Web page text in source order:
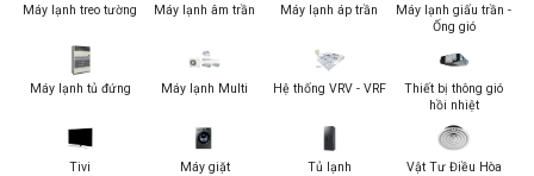
Máy lạnh treo tường Máy lạnh âm trần Máy lạnh áp trần
Máy lạnh giấu trần -
Ống gió
Máy lạnh tủ đứng Máy lạnh Multi Hệ thống VRV - VRF
Thiết bị thông gió
hồi nhiệt
Tivi Máy giặt Tủ lạnh Vật Tư Điều Hòa